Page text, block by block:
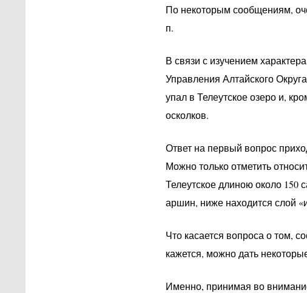
По некоторым сообщениям,
п.
В связи с изучением
Управления Алтайского
упал в Телеутское озеро и,
осколков.
Ответ на первый вопрос
Можно только отметить
Телеутское длиною около
аршин, ниже находится слой
Что касается вопроса о том,
кажется, можно дать
Именно, принимая во